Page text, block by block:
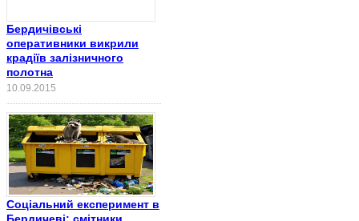
Бердичівські
оперативники викрили
крадіїв залізничного
полотна
10.09.2015
Соціальний експеримент в
Бердичеві: смітники